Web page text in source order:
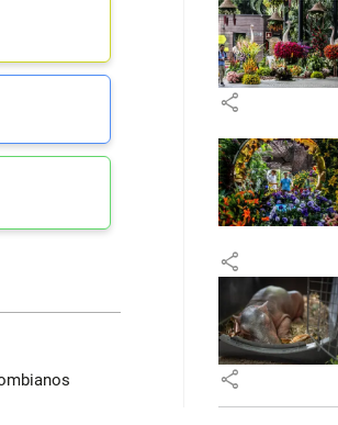
share
share
share